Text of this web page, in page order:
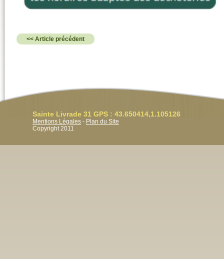
<< Article précédent
Sainte Livrade 31 GPS : 43.650414,1.105126
Mentions Légales - Plan du Site
Copyright 2011